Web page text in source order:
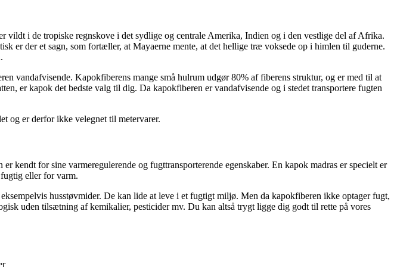
i de tropiske regnskove i det sydlige og centrale Amerika, Indien og i den vestlige del af Afrika.
er der et sagn, som fortæller, at Mayaerne mente, at det hellige træ voksede op i himlen til guderne.
vandafvisende. Kapokfiberens mange små hulrum udgør 80% af fiberens struktur, og er med til at
er kapok det bedste valg til dig. Da kapokfiberen er vandafvisende og i stedet transportere fugten
og er derfor ikke velegnet til metervarer.
for sine varmeregulerende og fugttransporterende egenskaber. En kapok madras er specielt er
eller for varm.
husstøvmider. De kan lide at leve i et fugtigt miljø. Men da kapokfiberen ikke optager fugt,
uden tilsætning af kemikalier, pesticider mv. Du kan altså trygt ligge dig godt til rette på vores